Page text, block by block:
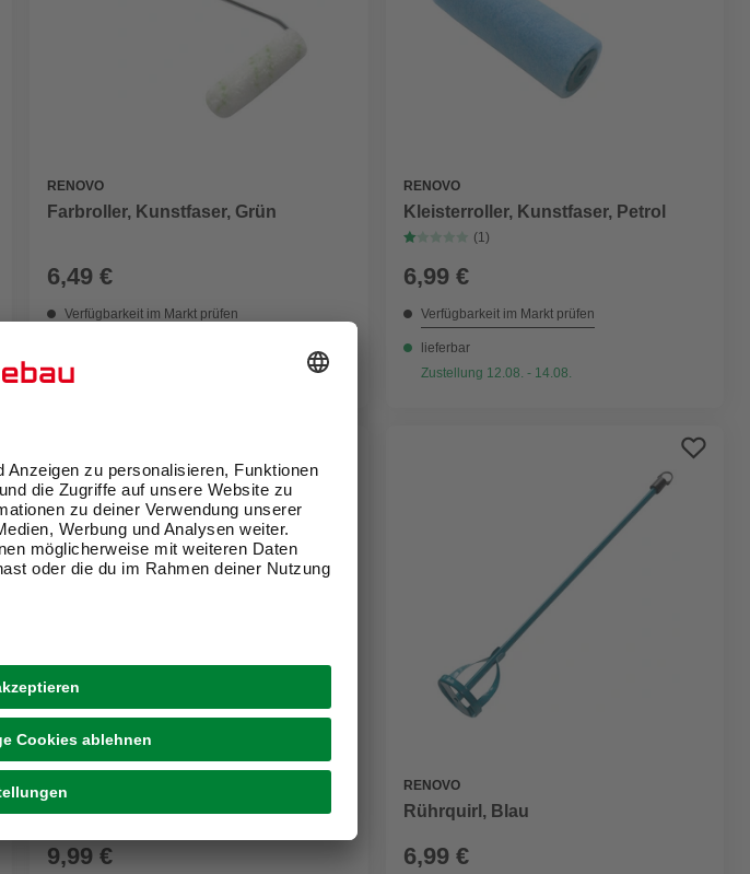
RENOVO
Farbroller, Kunstfaser, Grün
6,49 €
Verfügbarkeit im Markt prüfen
RENOVO
Kleisterroller, Kunstfaser, Petrol
(1)
6,99 €
Verfügbarkeit im Markt prüfen
lieferbar
Zustellung 12.08. - 14.08.
Farbroller, Tristop
9,99 €
RENOVO
Rührquirl, Blau
6,99 €